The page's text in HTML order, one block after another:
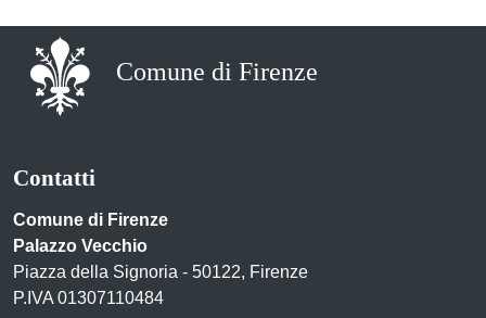
Comune di Firenze
Contatti
Comune di Firenze
Palazzo Vecchio
Piazza della Signoria - 50122, Firenze
P.IVA 01307110484